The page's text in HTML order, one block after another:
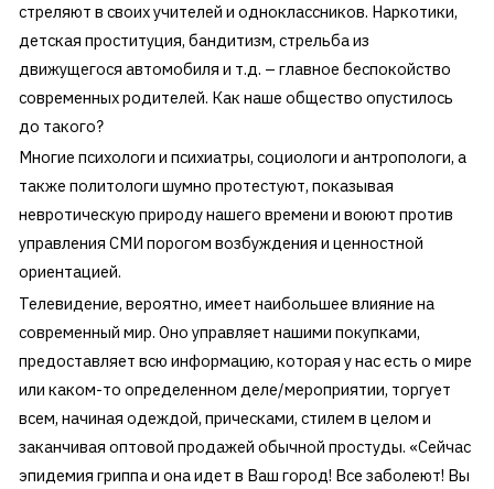
стреляют в своих учителей и одноклассников. Наркотики,
детская проституция, бандитизм, стрельба из
движущегося автомобиля и т.д. – главное беспокойство
современных родителей. Как наше общество опустилось
до такого?
Многие психологи и психиатры, социологи и антропологи, а
также политологи шумно протестуют, показывая
невротическую природу нашего времени и воюют против
управления СМИ порогом возбуждения и ценностной
ориентацией.
Телевидение, вероятно, имеет наибольшее влияние на
современный мир. Оно управляет нашими покупками,
предоставляет всю информацию, которая у нас есть о мире
или каком-то определенном деле/мероприятии, торгует
всем, начиная одеждой, прическами, стилем в целом и
заканчивая оптовой продажей обычной простуды. «Сейчас
эпидемия гриппа и она идет в Ваш город! Все заболеют! Вы